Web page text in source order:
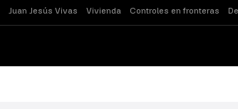
Juan Jesús Vivas Vivienda Controles en fronteras